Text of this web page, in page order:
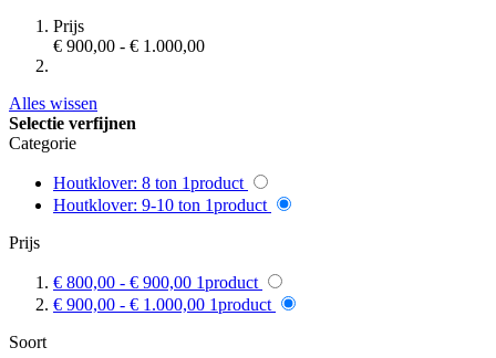
Prijs
€ 900,00 - € 1.000,00
Alles wissen
Selectie verfijnen
Categorie
Houtklover: 8 ton 1product
Houtklover: 9-10 ton 1product
Prijs
€ 800,00 - € 900,00 1product
€ 900,00 - € 1.000,00 1product
Soort